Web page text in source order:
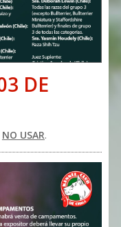
DE
NO USAR.